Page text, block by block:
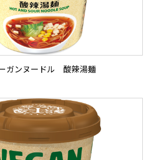
ガンヌードル 酸辣湯麺